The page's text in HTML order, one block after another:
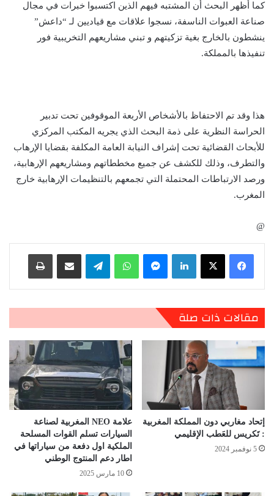
كما أظهر البحث أن المشتبه فيهم الذين اكتسبوا خبرات في مجال
صناعة العبوات الناسفة، نسجوا علاقات مع قياديين لـ “داعش”
ينشطون بالخارج بغية تزكيتهم و تبني مشاريعهم التخريبية فور
تنفيذها بالمملكة.
هذا وقد تم الاحتفاظ بالأشخاص الأربعة الموقوفين تحت تدبير
الحراسة النظرية على ذمة البحث الذي يجريه المكتب المركزي
للأبحاث القضائية تحت إشراف النيابة العامة المكلفة بقضايا الإرهاب
والتطرف، وذلك للكشف عن جميع مخططاتهم ومشاريعهم الإرهابية،
ورصد الارتباطات المحتملة التي تجمعهم بالتنظيمات الإرهابية خارج
المغرب.
@
لينكدإن ماسنجر واتساب تيلقرام مشاركة عبر البريد طباعة
مقالات ذات صلة
إتحاد مغاربي دون المملكة المغربية
: تَكريس للعَطب الإقليمي
5 نوفمبر 2024
علامة NEO المغربية لصناعة
السيارات تسلم القوات المسلحة
الملكية اول دفعة من سياراتها في
اطار دعم المنتوج الوطني
10 مارس 2025